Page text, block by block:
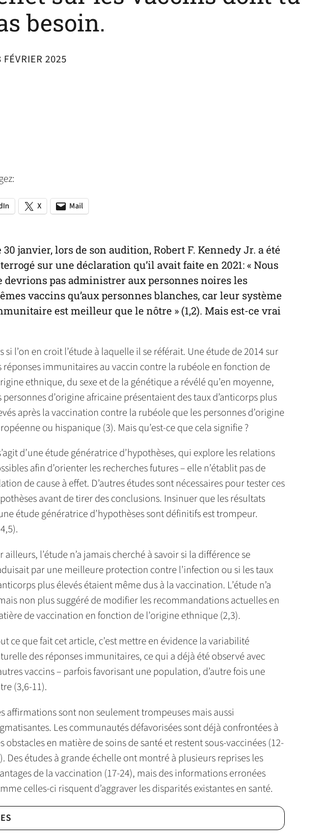
besoin.
FÉVRIER 2025
X
(opens
new
tab)
Mail
(opens
app)
(opens
new
tab)
30 janvier, lors de son audition, Robert F. Kennedy Jr. a été
sur une déclaration qu’il avait faite en 2021: « Nous
devrions pas administrer aux personnes noires les
vaccins qu’aux personnes blanches, car leur système
est meilleur que le nôtre » (1,2). Mais est-ce vrai
si l’on en croit l’étude à laquelle il se référait. Une étude de 2014 sur
réponses immunitaires au vaccin contre la rubéole en fonction de
ethnique, du sexe et de la génétique a révélé qu’en moyenne,
personnes d’origine africaine présentaient des taux d’anticorps plus
après la vaccination contre la rubéole que les personnes d’origine
ou hispanique (3). Mais qu’est-ce que cela signifie ?
d’une étude génératrice d’hypothèses, qui explore les relations
afin d’orienter les recherches futures – elle n’établit pas de
de cause à effet. D’autres études sont nécessaires pour tester ces
avant de tirer des conclusions. Insinuer que les résultats
étude génératrice d’hypothèses sont définitifs est trompeur.
ailleurs, l’étude n’a jamais cherché à savoir si la différence se
par une meilleure protection contre l’infection ou si les taux
plus élevés étaient même dus à la vaccination. L’étude n’a
non plus suggéré de modifier les recommandations actuelles en
de vaccination en fonction de l’origine ethnique (2,3).
ce que fait cet article, c’est mettre en évidence la variabilité
des réponses immunitaires, ce qui a déjà été observé avec
vaccins – parfois favorisant une population, d’autre fois une
(3,6-11).
affirmations sont non seulement trompeuses mais aussi
Les communautés défavorisées sont déjà confrontées à
obstacles en matière de soins de santé et restent sous-vaccinées (12-
Des études à grande échelle ont montré à plusieurs reprises les
de la vaccination (17-24), mais des informations erronées
celles-ci risquent d’aggraver les disparités existantes en santé.